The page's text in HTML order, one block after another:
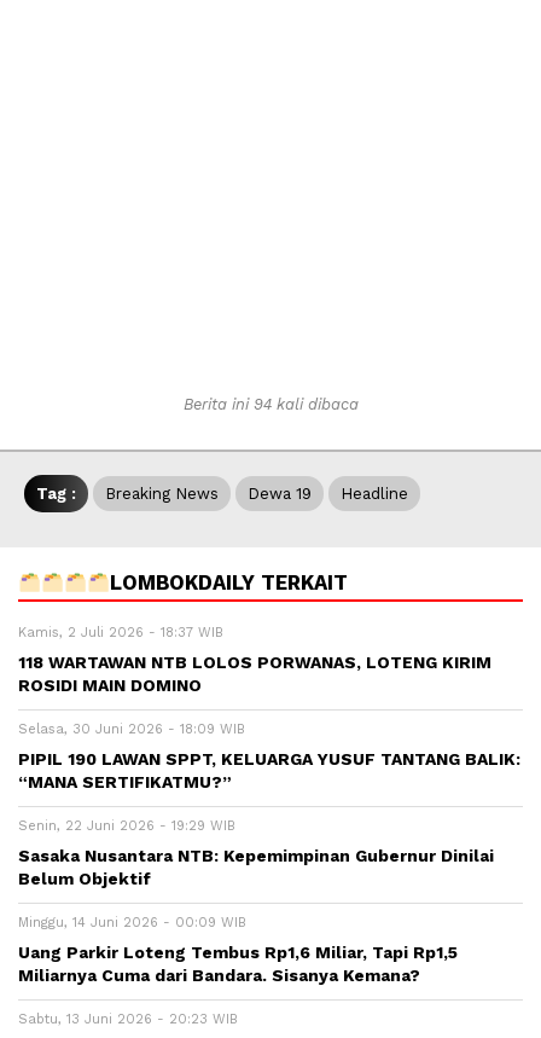
Berita ini 94 kali dibaca
Tag : Breaking News Dewa 19 Headline
LOMBOKDAILY TERKAIT
Kamis, 2 Juli 2026 - 18:37 WIB
118 WARTAWAN NTB LOLOS PORWANAS, LOTENG KIRIM
ROSIDI MAIN DOMINO
Selasa, 30 Juni 2026 - 18:09 WIB
PIPIL 190 LAWAN SPPT, KELUARGA YUSUF TANTANG BALIK:
“MANA SERTIFIKATMU?”
Senin, 22 Juni 2026 - 19:29 WIB
Sasaka Nusantara NTB: Kepemimpinan Gubernur Dinilai
Belum Objektif
Minggu, 14 Juni 2026 - 00:09 WIB
Uang Parkir Loteng Tembus Rp1,6 Miliar, Tapi Rp1,5
Miliarnya Cuma dari Bandara. Sisanya Kemana?
Sabtu, 13 Juni 2026 - 20:23 WIB